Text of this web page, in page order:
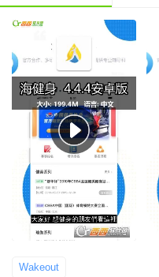
Wakeout